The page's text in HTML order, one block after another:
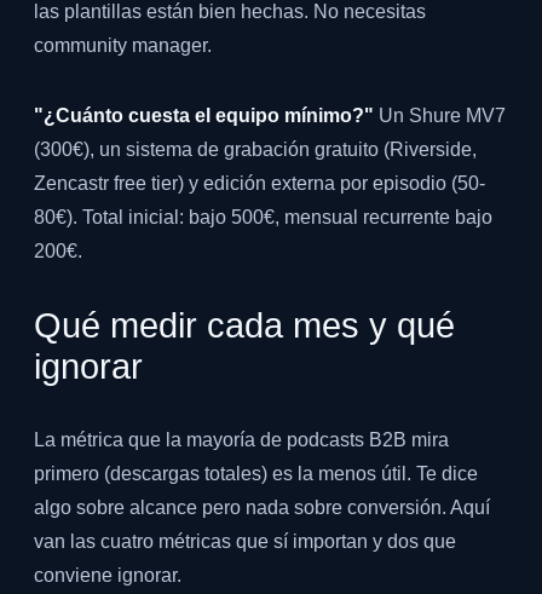
las plantillas están bien hechas. No necesitas
community manager.
"¿Cuánto cuesta el equipo mínimo?" Un Shure MV7
(300€), un sistema de grabación gratuito (Riverside,
Zencastr free tier) y edición externa por episodio (50-
80€). Total inicial: bajo 500€, mensual recurrente bajo
200€.
Qué medir cada mes y qué
ignorar
La métrica que la mayoría de podcasts B2B mira
primero (descargas totales) es la menos útil. Te dice
algo sobre alcance pero nada sobre conversión. Aquí
van las cuatro métricas que sí importan y dos que
conviene ignorar.